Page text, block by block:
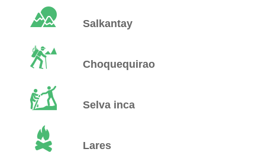
Salkantay
Choquequirao
Selva inca
Lares